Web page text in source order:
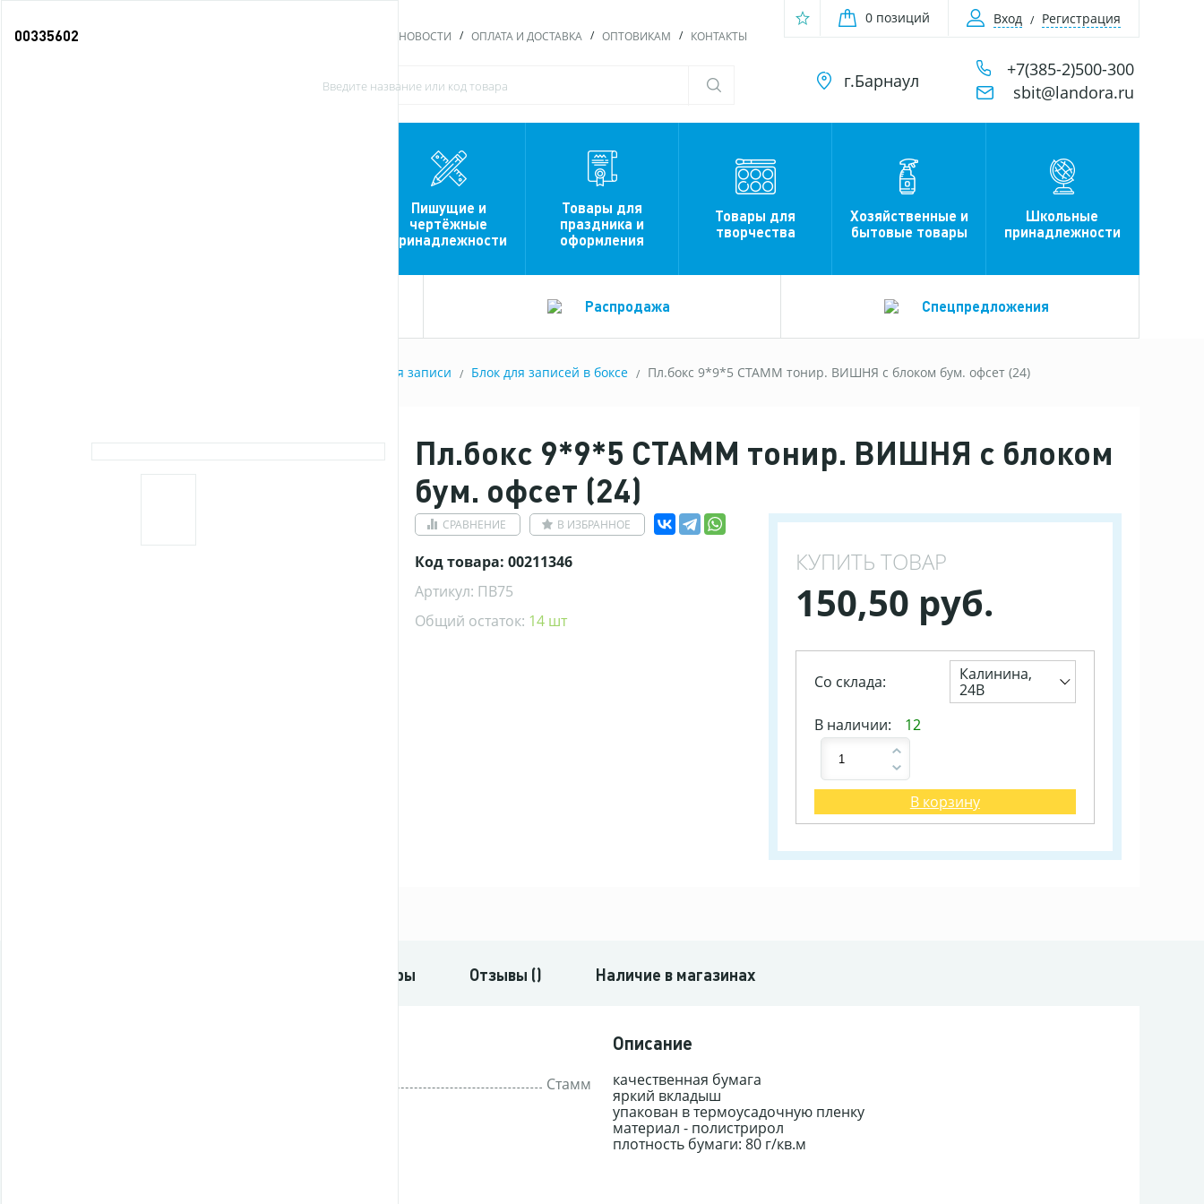
НОВОСТИ ОПЛАТА И ДОСТАВКА ОПТОВИКАМ КОНТАКТЫ
0 позиций Вход Регистрация
г.Барнаул
+7(385-2)500-300
sbit@landora.ru
Пишущие и
чертёжные
принадлежности
Товары для
праздника и
оформления
Товары для
творчества
Хозяйственные и
бытовые товары
Школьные
принадлежности
Распродажа Спецпредложения
Блоки для записи Блок для записей в боксе Пл.бокс 9*9*5 СТАММ тонир. ВИШНЯ с блоком бум. офсет (24)
Пл.бокс 9*9*5 СТАММ тонир. ВИШНЯ с блоком
бум. офсет (24)
СРАВНЕНИЕ В ИЗБРАННОЕ
Код товара: 00211346
Артикул: ПВ75
Общий остаток: 14 шт
КУПИТЬ ТОВАР
150,50 руб.
Со склада:
Калинина,
24В
В наличии:
12
В корзину
Похожие товары Отзывы () Наличие в магазинах
Стамм
Описание
качественная бумага
яркий вкладыш
упакован в термоусадочную пленку
материал - полистрирол
плотность бумаги: 80 г/кв.м
00335602